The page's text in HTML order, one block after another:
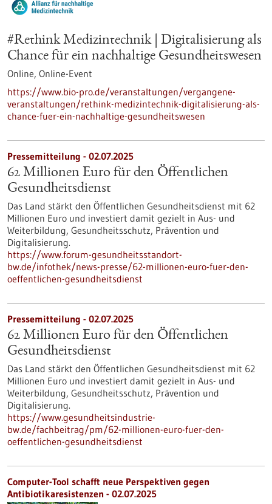
#Rethink Medizintechnik | Digitalisierung als
Chance für ein nachhaltige Gesundheitswesen
Online, Online-Event
https://www.bio-pro.de/veranstaltungen/vergangene-
veranstaltungen/rethink-medizintechnik-digitalisierung-als-
chance-fuer-ein-nachhaltige-gesundheitswesen
Pressemitteilung - 02.07.2025
62 Millionen Euro für den Öffentlichen
Gesundheitsdienst
Das Land stärkt den Öffentlichen Gesundheitsdienst mit 62
Millionen Euro und investiert damit gezielt in Aus- und
Weiterbildung, Gesundheitsschutz, Prävention und
Digitalisierung.
https://www.forum-gesundheitsstandort-
bw.de/infothek/news-presse/62-millionen-euro-fuer-den-
oeffentlichen-gesundheitsdienst
Pressemitteilung - 02.07.2025
62 Millionen Euro für den Öffentlichen
Gesundheitsdienst
Das Land stärkt den Öffentlichen Gesundheitsdienst mit 62
Millionen Euro und investiert damit gezielt in Aus- und
Weiterbildung, Gesundheitsschutz, Prävention und
Digitalisierung.
https://www.gesundheitsindustrie-
bw.de/fachbeitrag/pm/62-millionen-euro-fuer-den-
oeffentlichen-gesundheitsdienst
Computer-Tool schafft neue Perspektiven gegen
Antibiotikaresistenzen - 02.07.2025